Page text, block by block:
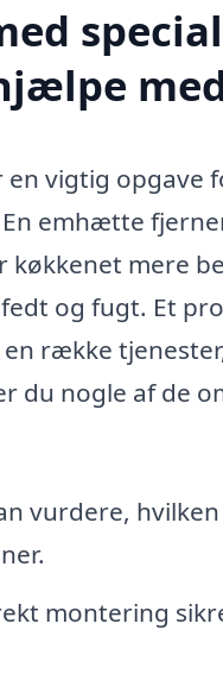
vigtig opgave
emhætte
mere
og fugt. Et
række
du nogle af de
vurdere,
montering